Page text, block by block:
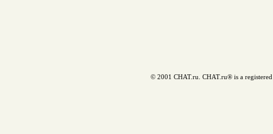
© 2001 CHAT.ru. CHAT.ru® is a